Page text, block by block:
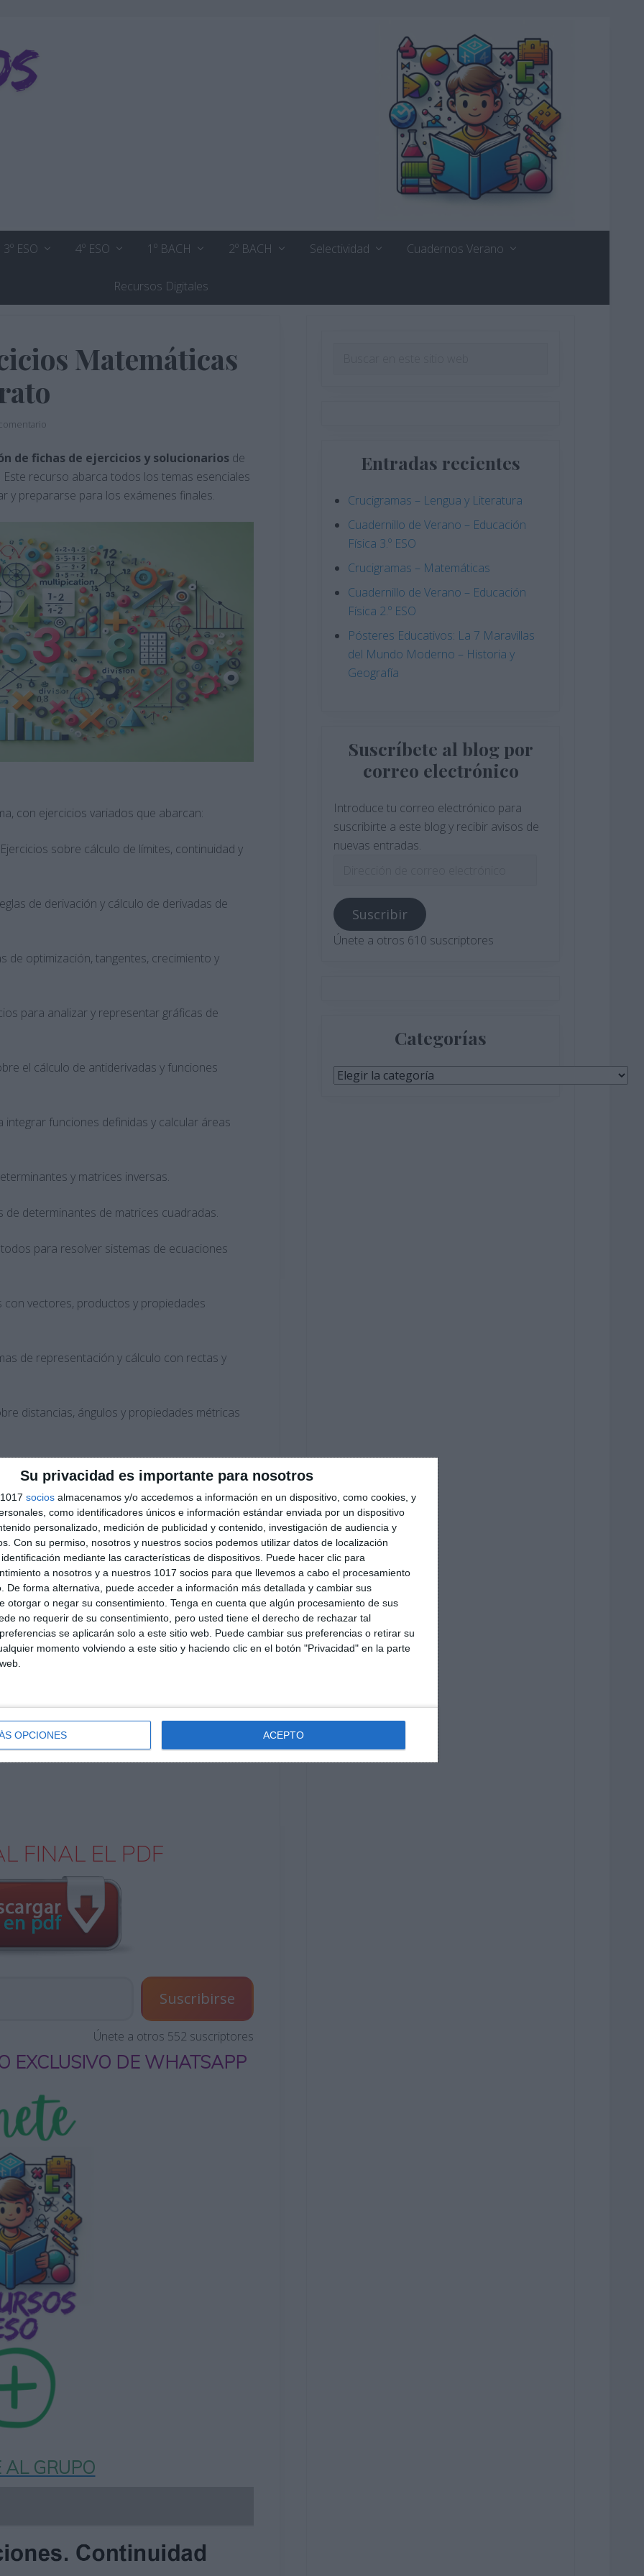
Su privacidad es importante para nosotros
socios almacenamos y/o accedemos a información en un dispositivo, como cookies, y
como identificadores únicos e información estándar enviada por un dispositivo
personalizado, medición de publicidad y contenido, investigación de audiencia y
Con su permiso, nosotros y nuestros socios podemos utilizar datos de localización
mediante las características de dispositivos. Puede hacer clic para
a nosotros y a nuestros 1017 socios para que llevemos a cabo el procesamiento
De forma alternativa, puede acceder a información más detallada y cambiar sus
otorgar o negar su consentimiento. Tenga en cuenta que algún procesamiento de sus
no requerir de su consentimiento, pero usted tiene el derecho de rechazar tal
se aplicarán solo a este sitio web. Puede cambiar sus preferencias o retirar su
momento volviendo a este sitio y haciendo clic en el botón "Privacidad" en la parte
OPCIONES ACEPTO
3º ESO 4º ESO 1º BACH 2º BACH Selectividad Cuadernos Verano
Recursos Digitales
Matemáticas
de fichas de ejercicios y solucionarios de
. Este recurso abarca todos los temas esenciales
y prepararse para los exámenes finales.
con ejercicios variados que abarcan:
Ejercicios sobre cálculo de límites, continuidad y
de derivación y cálculo de derivadas de
de optimización, tangentes, crecimiento y
para analizar y representar gráficas de
el cálculo de antiderivadas y funciones
integrar funciones definidas y calcular áreas
y matrices inversas.
de determinantes de matrices cuadradas.
para resolver sistemas de ecuaciones
vectores, productos y propiedades
de representación y cálculo con rectas y
distancias, ángulos y propiedades métricas
de conteo, combinaciones, permutaciones y
sobre distribuciones discretas y continuas
casa o como material de refuerzo para
las fichas como tareas y actividades de
usar losproblemas resueltos y
su aprendizaje.
a explorar nuestro blog
amigos:
FINAL EL PDF
Suscribirse
Únete a otros 552 suscriptores
EXCLUSIVO DE WHATSAPP
AL GRUPO
Entradas recientes
Crucigramas – Lengua y Literatura
Cuadernillo de Verano – Educación
Física 3.º ESO
Crucigramas – Matemáticas
Cuadernillo de Verano – Educación
Física 2.º ESO
Pósteres Educativos: La 7 Maravillas
del Mundo Moderno – Historia y
Geografía
Suscríbete al blog por
correo electrónico
Introduce tu correo electrónico para
suscribirte a este blog y recibir avisos de
nuevas entradas.
correo
electrónico
Suscribir
Únete a otros 610 suscriptores
Categorías
Categorías